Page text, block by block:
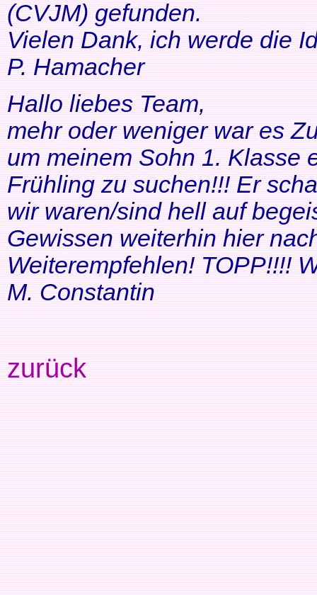
(CVJM) gefunden.
Vielen Dank, ich werde die
P. Hamacher
Hallo liebes Team,
mehr oder weniger war es
um meinem Sohn 1. Klasse
Frühling zu suchen!!! Er
wir waren/sind hell auf
Gewissen weiterhin hier
Weiterempfehlen! TOPP!!!!
M. Constantin
zurück